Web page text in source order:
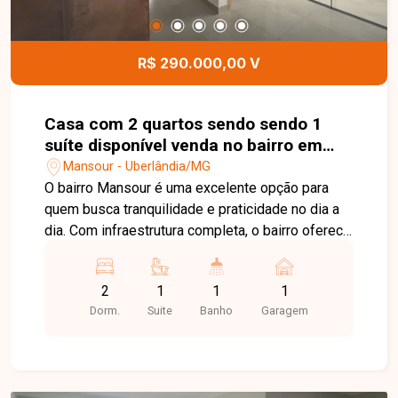
comércios, escolas e serviços. Agende sua visita
e venha conhecer de perto o seu novo lar!
R$ 290.000,00 V
Casa com 2 quartos sendo sendo 1
suíte disponível venda no bairro em
Uberlândia-MG
Mansour - Uberlândia/MG
O bairro Mansour é uma excelente opção para
quem busca tranquilidade e praticidade no dia a
dia. Com infraestrutura completa, o bairro oferece
Uberlândia, além de estar próximo a
supermercados, escolas, farmácias, comércios e
diversos serviços, proporcionando qualidade de
2
Dorm.
1
Suite
1
Banho
1
Garagem